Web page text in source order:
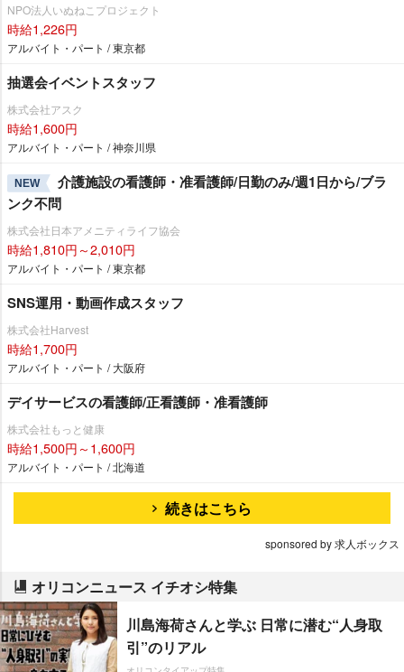
NPO法人いぬねこプロジェクト
時給1,226円
アルバイト・パート / 東京都
抽選会イベントスタッフ
株式会社アスク
時給1,600円
アルバイト・パート / 神奈川県
NEW
介護施設の看護師・准看護師/日勤のみ/週1日から/ブラ
ンク不問
株式会社日本アメニティライフ協会
時給1,810円～2,010円
アルバイト・パート / 東京都
SNS運用・動画作成スタッフ
株式会社Harvest
時給1,700円
アルバイト・パート / 大阪府
デイサービスの看護師/正看護師・准看護師
株式会社もっと健康
時給1,500円～1,600円
アルバイト・パート / 北海道
続きはこちら
sponsored by 求人ボックス
オリコンニュース イチオシ特集
川島海荷さんと学ぶ 日常に潜む“人身取
引”のリアル